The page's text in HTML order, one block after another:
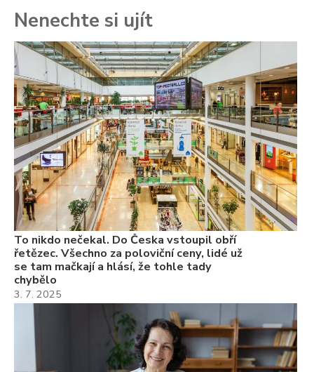
Nenechte si ujít
To nikdo nečekal. Do Česka vstoupil obří
řetězec. Všechno za poloviční ceny, lidé už
se tam mačkají a hlásí, že tohle tady
chybělo
3. 7. 2025